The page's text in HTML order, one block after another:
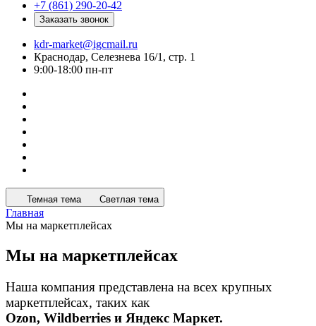
+7 (861) 290-20-42
Заказать звонок
kdr-market@igcmail.ru
Краснодар, Селезнева 16/1, стр. 1
9:00-18:00 пн-пт
Темная тема Светлая тема
Главная
Мы на маркетплейсах
Мы на маркетплейсах
Наша компания представлена на всех крупных
маркетплейсах, таких как
Ozon, Wildberries и Яндекс Маркет.